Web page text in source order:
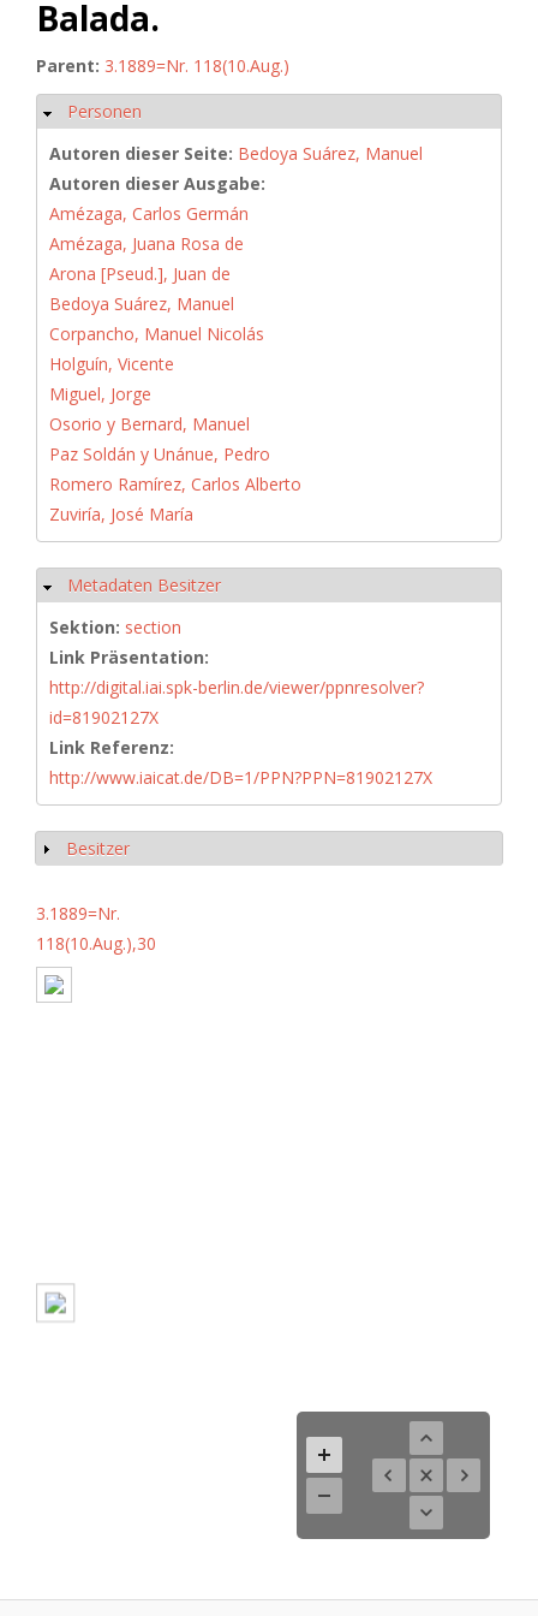
Balada.
Parent: 3.1889=Nr. 118(10.Aug.)
Ausblenden
Personen
Autoren dieser Seite: Bedoya Suárez, Manuel
Autoren dieser Ausgabe:
Amézaga, Carlos Germán
Amézaga, Juana Rosa de
Arona [Pseud.], Juan de
Bedoya Suárez, Manuel
Corpancho, Manuel Nicolás
Holguín, Vicente
Miguel, Jorge
Osorio y Bernard, Manuel
Paz Soldán y Unánue, Pedro
Romero Ramírez, Carlos Alberto
Zuviría, José María
Ausblenden
Metadaten Besitzer
Sektion: section
Link Präsentation:
http://digital.iai.spk-berlin.de/viewer/ppnresolver?
id=81902127X
Link Referenz:
http://www.iaicat.de/DB=1/PPN?PPN=81902127X
Anzeigen
Besitzer
3.1889=Nr.
118(10.Aug.),30